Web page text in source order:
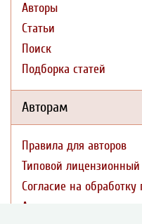
Авторы
Статьи
Поиск
Подборка статей
Авторам
Правила для авторов
Типовой лицензионный
Согласие на
Авторские права